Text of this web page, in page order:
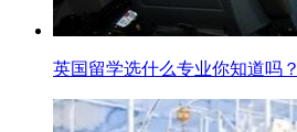
英国留学选什么专业你知道吗？